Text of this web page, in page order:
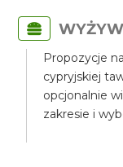
Propozycje
cypryjskiej
opcjonalnie
zakresie i